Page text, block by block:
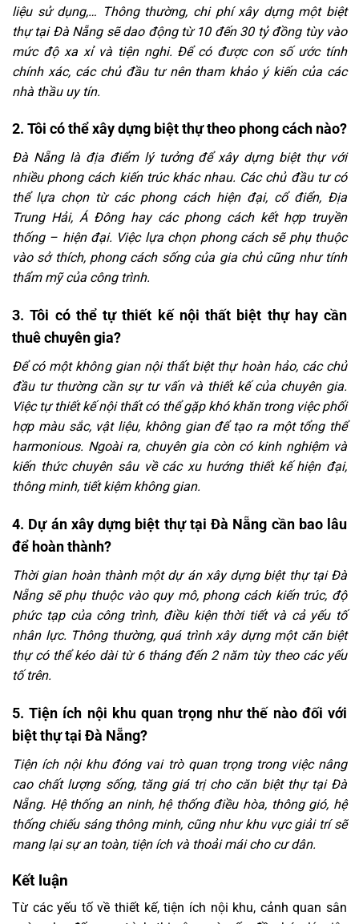
liệu sử dụng,… Thông thường, chi phí xây dựng một biệt
thự tại Đà Nẵng sẽ dao động từ 10 đến 30 tỷ đồng tùy vào
mức độ xa xỉ và tiện nghi. Để có được con số ước tính
chính xác, các chủ đầu tư nên tham khảo ý kiến của các
nhà thầu uy tín.
2. Tôi có thể xây dựng biệt thự theo phong cách nào?
Đà Nẵng là địa điểm lý tưởng để xây dựng biệt thự với
nhiều phong cách kiến trúc khác nhau. Các chủ đầu tư có
thể lựa chọn từ các phong cách hiện đại, cổ điển, Địa
Trung Hải, Á Đông hay các phong cách kết hợp truyền
thống – hiện đại. Việc lựa chọn phong cách sẽ phụ thuộc
vào sở thích, phong cách sống của gia chủ cũng như tính
thẩm mỹ của công trình.
3. Tôi có thể tự thiết kế nội thất biệt thự hay cần
thuê chuyên gia?
Để có một không gian nội thất biệt thự hoàn hảo, các chủ
đầu tư thường cần sự tư vấn và thiết kế của chuyên gia.
Việc tự thiết kế nội thất có thể gặp khó khăn trong việc phối
hợp màu sắc, vật liệu, không gian để tạo ra một tổng thể
harmonious. Ngoài ra, chuyên gia còn có kinh nghiệm và
kiến thức chuyên sâu về các xu hướng thiết kế hiện đại,
thông minh, tiết kiệm không gian.
4. Dự án xây dựng biệt thự tại Đà Nẵng cần bao lâu
để hoàn thành?
Thời gian hoàn thành một dự án xây dựng biệt thự tại Đà
Nẵng sẽ phụ thuộc vào quy mô, phong cách kiến trúc, độ
phức tạp của công trình, điều kiện thời tiết và cả yếu tố
nhân lực. Thông thường, quá trình xây dựng một căn biệt
thự có thể kéo dài từ 6 tháng đến 2 năm tùy theo các yếu
tố trên.
5. Tiện ích nội khu quan trọng như thế nào đối với
biệt thự tại Đà Nẵng?
Tiện ích nội khu đóng vai trò quan trọng trong việc nâng
cao chất lượng sống, tăng giá trị cho căn biệt thự tại Đà
Nẵng. Hệ thống an ninh, hệ thống điều hòa, thông gió, hệ
thống chiếu sáng thông minh, cũng như khu vực giải trí sẽ
mang lại sự an toàn, tiện ích và thoải mái cho cư dân.
Kết luận
Từ các yếu tố về thiết kế, tiện ích nội khu, cảnh quan sân